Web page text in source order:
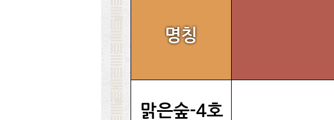
명칭
맑은숲-4호